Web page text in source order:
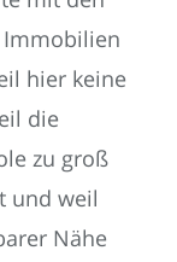
Immobilien
hier keine
die
zu groß
und weil
Nähe